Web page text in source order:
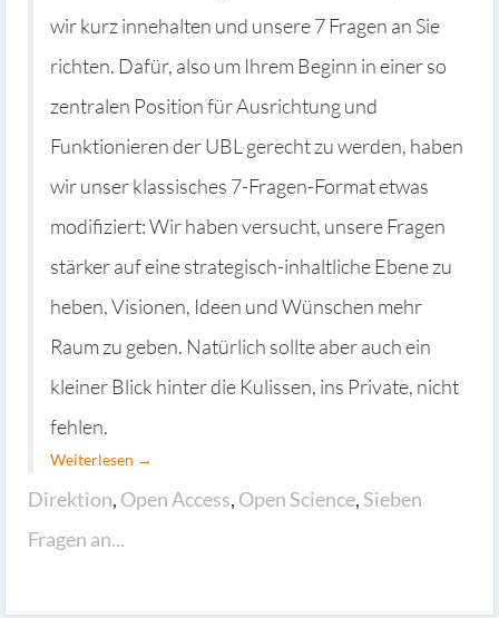
wir kurz innehalten und unsere 7 Fragen an Sie
richten. Dafür, also um Ihrem Beginn in einer so
zentralen Position für Ausrichtung und
Funktionieren der UBL gerecht zu werden, haben
wir unser klassisches 7-Fragen-Format etwas
modifiziert: Wir haben versucht, unsere Fragen
stärker auf eine strategisch-inhaltliche Ebene zu
heben, Visionen, Ideen und Wünschen mehr
Raum zu geben. Natürlich sollte aber auch ein
kleiner Blick hinter die Kulissen, ins Private, nicht
fehlen.
Weiterlesen →
Direktion, Open Access, Open Science, Sieben
Fragen an...